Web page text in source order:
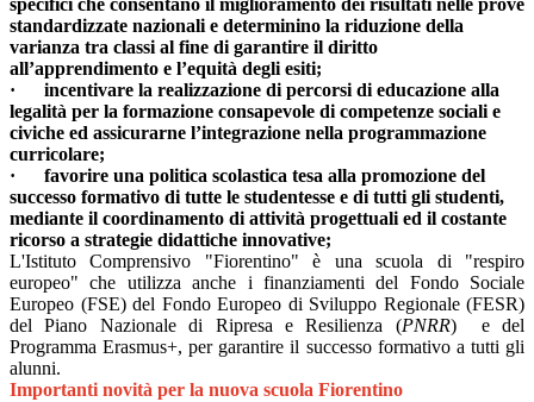
specifici che consentano il miglioramento dei risultati nelle prove
standardizzate nazionali e determinino la riduzione della
varianza tra classi al fine di garantire il diritto
all’apprendimento e l’equità degli esiti;
· incentivare la realizzazione di percorsi di educazione alla
legalità per la formazione consapevole di competenze sociali e
civiche ed assicurarne l’integrazione nella programmazione
curricolare;
· favorire una politica scolastica tesa alla promozione del
successo formativo di tutte le studentesse e di tutti gli studenti,
mediante il coordinamento di attività progettuali ed il costante
ricorso a strategie didattiche innovative;
L'Istituto Comprensivo "Fiorentino" è una scuola di "respiro
europeo" che utilizza anche i finanziamenti del Fondo Sociale
Europeo (FSE) del Fondo Europeo di Sviluppo Regionale (FESR)
del Piano Nazionale di Ripresa e Resilienza (PNRR) e del
Programma Erasmus+, per garantire il successo formativo a tutti gli
alunni.
Importanti novità per la nuova scuola Fiorentino